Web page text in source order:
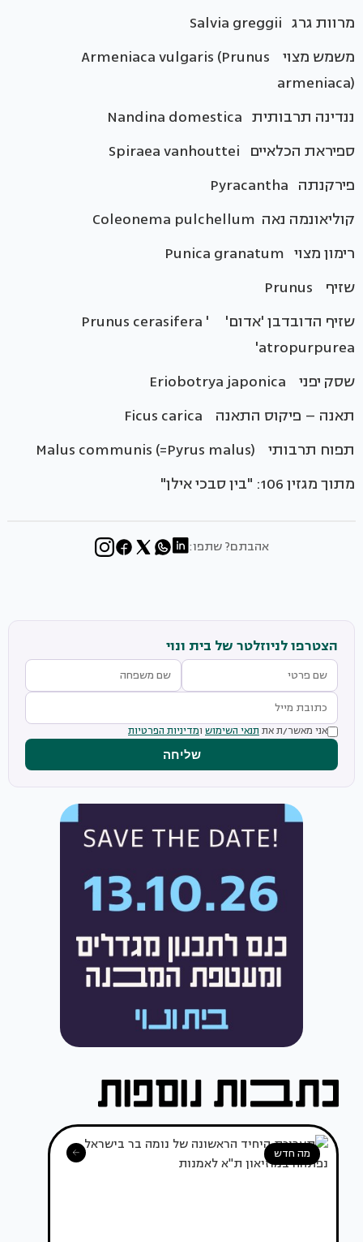
מרוות גרג Salvia greggii
משמש מצוי Armeniaca vulgaris (Prunus
armeniaca)
ננדינה תרבותית Nandina domestica
ספיראת הכלאיים Spiraea vanhouttei
פירקנתה Pyracantha
קוליאונמה נאה Coleonema pulchellum
רימון מצוי Punica granatum
שזיף Prunus
שזיף הדובדבן 'אדום' Prunus cerasifera '
atropurpurea'
שסק יפני Eriobotrya japonica
תאנה – פיקוס התאנה Ficus carica
תפוח תרבותי Malus communis (=Pyrus malus)
מתוך מגזין 106: "בין סבכי אילן"
אהבתם? שתפו:
הצטרפו לניוזלטר של בית ונוי
אני מאשר/ת את תנאי השימוש ומדיניות הפרטיות
שליחה
מה חדש